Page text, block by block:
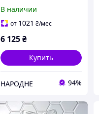
В наличии
от 1021 ₴/мес
6 125₴
Купить
НАРОДНЕ 94%